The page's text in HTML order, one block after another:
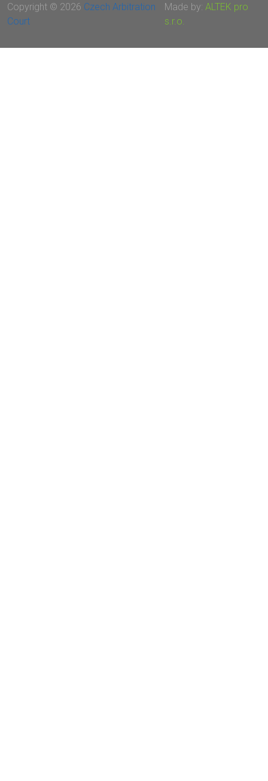
Copyright © 2026 Czech Arbitration
Court
Made by: ALTEK pro
s.r.o.